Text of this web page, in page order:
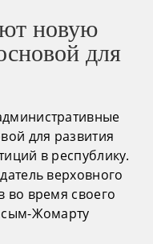
новую
для
для развития
в республику.
верховного
во время своего
Жомарту